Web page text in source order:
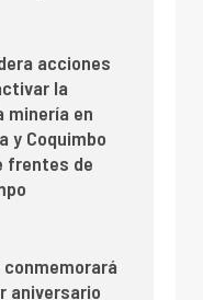
precio del
por escasez
cómo el
cobre y
superior se
en zonas
acciones
la
minería en
y Coquimbo
frentes de
conmemorará
aniversario